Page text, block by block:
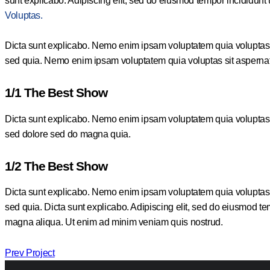
Voluptas.
Dicta sunt explicabo. Nemo enim ipsam voluptatem quia
sed quia. Nemo enim ipsam voluptatem quia voluptas sit
1/1 The Best Show
Dicta sunt explicabo. Nemo enim ipsam voluptatem quia
sed dolore sed do magna quia.
1/2 The Best Show
Dicta sunt explicabo. Nemo enim ipsam voluptatem quia
sed quia. Dicta sunt explicabo. Adipiscing elit, sed do eiusmod
magna aliqua. Ut enim ad minim veniam quis nostrud.
Post
Prev Project